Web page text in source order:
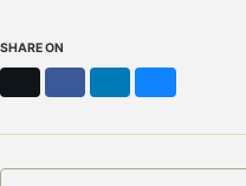
SHARE ON